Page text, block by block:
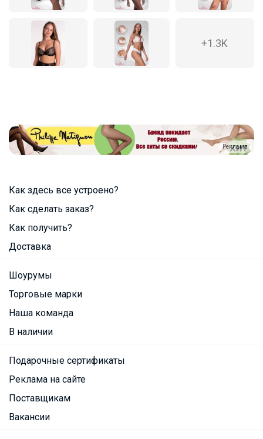
+1.3K
Реклама
Как здесь все устроено?
Как сделать заказ?
Как получить?
Доставка
Шоурумы
Торговые марки
Наша команда
В наличии
Подарочные сертификаты
Реклама на сайте
Поставщикам
Вакансии